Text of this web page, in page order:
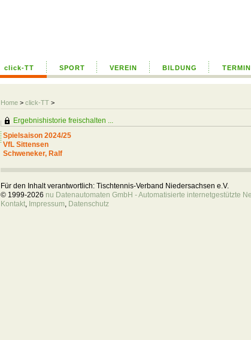
click-TT SPORT VEREIN BILDUNG
Home > click-TT >
Ergebnishistorie freischalten ...
Spielsaison 2024/25
VfL Sittensen
Schweneker, Ralf
Für den Inhalt verantwortlich: Tischtennis-Verband Niedersachsen e.V.
© 1999-2026 nu Datenautomaten GmbH - Automatisierte internetgestützte
Kontakt, Impressum, Datenschutz